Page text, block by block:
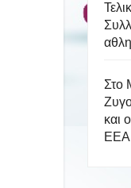
Στο
και
ΕΕΑ